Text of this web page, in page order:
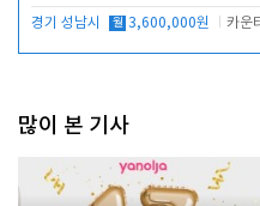
경기 성남시 월 3,600,000원
많이 본 기사